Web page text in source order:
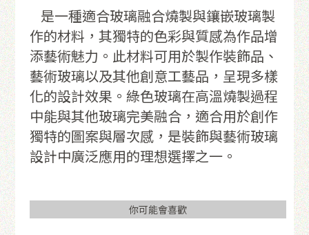
是一種適合玻璃融合燒製與鑲嵌玻璃製
作的材料，其獨特的色彩與質感為作品增
添藝術魅力。此材料可用於製作裝飾品、
藝術玻璃以及其他創意工藝品，呈現多樣
化的設計效果。綠色玻璃在高溫燒製過程
中能與其他玻璃完美融合，適合用於創作
獨特的圖案與層次感，是裝飾與藝術玻璃
設計中廣泛應用的理想選擇之一。
你可能會喜歡